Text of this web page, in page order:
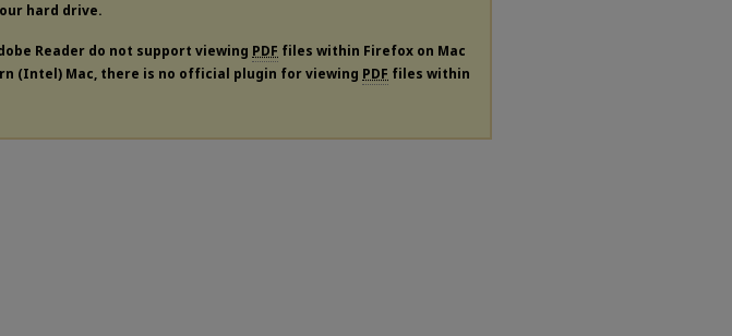
hard drive.
Reader do not support viewing PDF files within Firefox on Mac
(Intel) Mac, there is no official plugin for viewing PDF files within